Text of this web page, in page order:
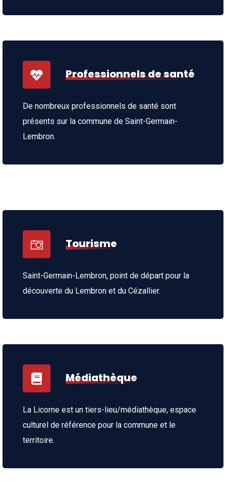
Professionnels de santé
De nombreux professionnels de santé sont
présents sur la commune de Saint-Germain-
Lembron.
Tourisme
Saint-Germain-Lembron, point de départ pour la
découverte du Lembron et du Cézallier.
Médiathèque
La Licorne est un tiers-lieu/médiathèque, espace
culturel de référence pour la commune et le
territoire.